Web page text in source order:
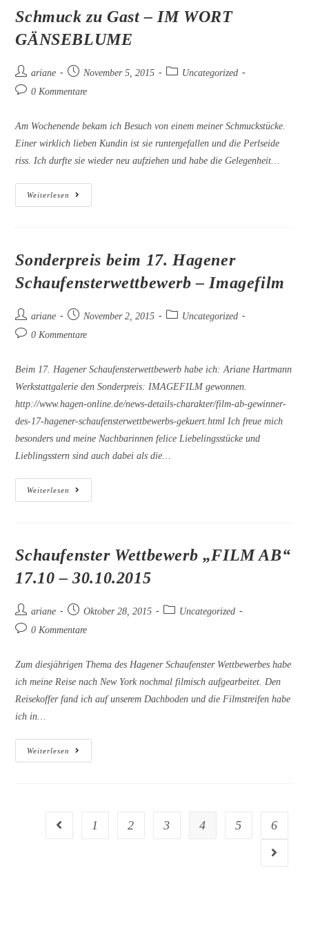
Gevelsberg
Schmuck zu Gast – IM WORT
GÄNSEBLUME
Beitrags-
Autor:
ariane
BeitragNovember 5, 2015
Beitrags-
Uncategorized
Beitrags-
0 Kommentare
Am Wochenende bekam ich Besuch von einem meiner Schmuckstücke.
Einer wirklich lieben Kundin ist sie runtergefallen und die Perlseide
riss. Ich durfte sie wieder neu aufziehen und habe die Gelegenheit…
Weiterlesen
Schmuck
Zu
GÄNSEBLUME
Sonderpreis beim 17. Hagener
Schaufensterwettbewerb – Imagefilm
Beitrags-
Autor:
ariane
BeitragNovember 2, 2015
Beitrags-
Uncategorized
Beitrags-
0 Kommentare
Beim 17. Hagener Schaufensterwettbewerb habe ich: Ariane Hartmann
Werkstattgalerie den Sonderpreis: IMAGEFILM gewonnen.
http://www.hagen-online.de/news-details-charakter/film-ab-gewinner-
des-17-hagener-schaufensterwettbewerbs-gekuert.html Ich freue mich
besonders und meine Nachbarinnen felice Liebelingsstücke und
Lieblingsstern sind auch dabei als die…
Weiterlesen
Sonderpreis
Beim
Schaufenster Wettbewerb „FILM AB“
17.10 – 30.10.2015
Beitrags-
Autor:
ariane
BeitragOktober 28, 2015
Beitrags-
Uncategorized
Beitrags-
0 Kommentare
Zum diesjährigen Thema des Hagener Schaufenster Wettbewerbes habe
ich meine Reise nach New York nochmal filmisch aufgearbeitet. Den
Reisekoffer fand ich auf unserem Dachboden und die Filmstreifen habe
ich in…
Weiterlesen
Schaufenster
Wettbewerb
Gehe zur vorherigen Seite
1 2 3 4 5 6
Gehe zur